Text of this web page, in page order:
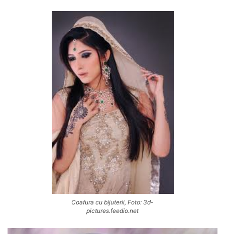
Coafura cu bijuterii, Foto: 3d-
pictures.feedio.net